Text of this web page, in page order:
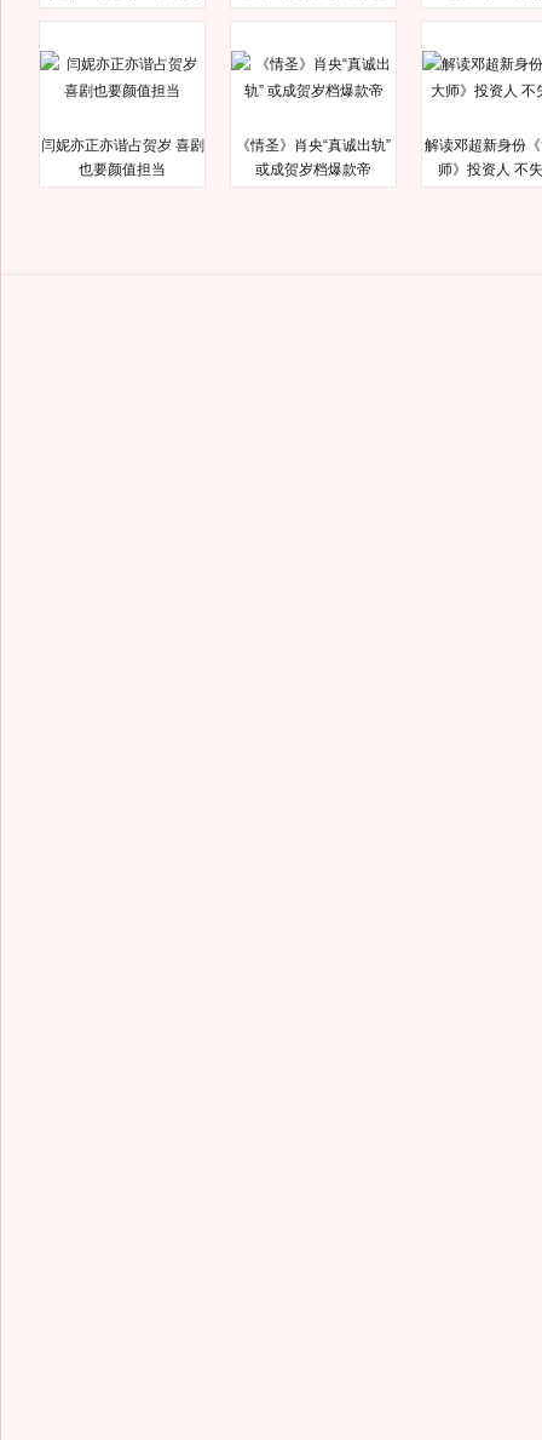
闫妮亦正亦谐占贺岁 喜剧
也要颜值担当
《情圣》肖央“真诚出轨”
或成贺岁档爆款帝
解读邓超新身份
师》投资人 不